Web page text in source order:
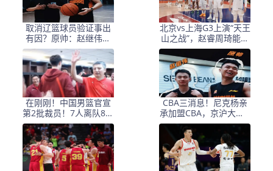
取消辽篮球员验证事出
有因？原帅：赵继伟来
山西很有可能进决赛
北京vs上海G3上演“天王
山之战”，赵睿周琦能否
率队捍卫主场？
在刚刚！中国男篮官宣
第2批裁员！7人离队8人
进队，12人在强队选
CBA三消息！尼克杨亲
承加盟CBA，京沪大战G
3争赛点，原帅调侃赵继
伟加盟山西！